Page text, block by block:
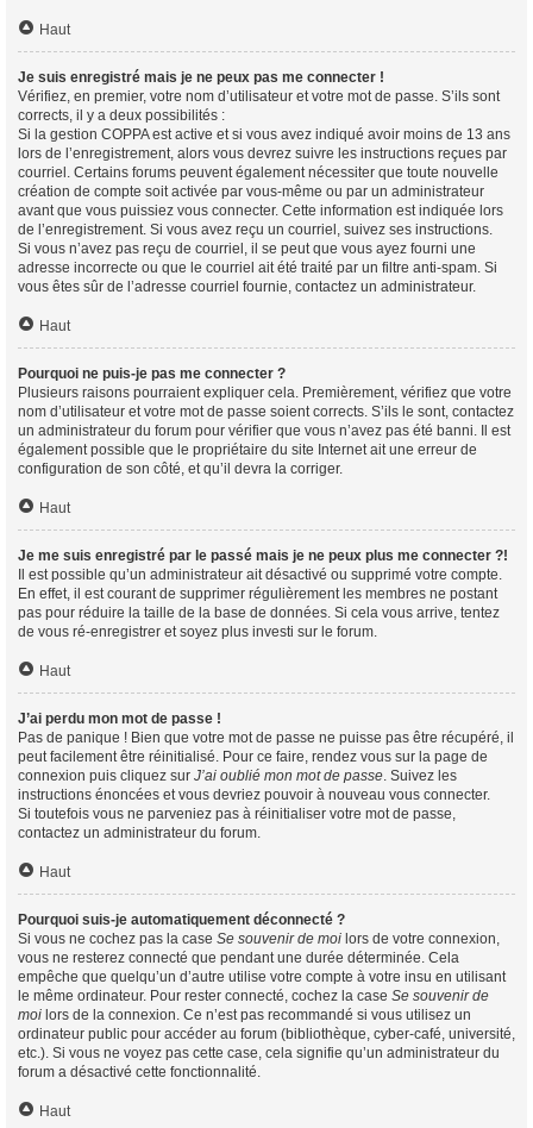
Haut
Je suis enregistré mais je ne peux pas me connecter !
Vérifiez, en premier, votre nom d’utilisateur et votre mot de passe. S’ils sont
corrects, il y a deux possibilités :
Si la gestion COPPA est active et si vous avez indiqué avoir moins de 13 ans
lors de l’enregistrement, alors vous devrez suivre les instructions reçues par
courriel. Certains forums peuvent également nécessiter que toute nouvelle
création de compte soit activée par vous-même ou par un administrateur
avant que vous puissiez vous connecter. Cette information est indiquée lors
de l’enregistrement. Si vous avez reçu un courriel, suivez ses instructions.
Si vous n’avez pas reçu de courriel, il se peut que vous ayez fourni une
adresse incorrecte ou que le courriel ait été traité par un filtre anti-spam. Si
vous êtes sûr de l’adresse courriel fournie, contactez un administrateur.
Haut
Pourquoi ne puis-je pas me connecter ?
Plusieurs raisons pourraient expliquer cela. Premièrement, vérifiez que votre
nom d’utilisateur et votre mot de passe soient corrects. S’ils le sont, contactez
un administrateur du forum pour vérifier que vous n’avez pas été banni. Il est
également possible que le propriétaire du site Internet ait une erreur de
configuration de son côté, et qu’il devra la corriger.
Haut
Je me suis enregistré par le passé mais je ne peux plus me connecter ?!
Il est possible qu’un administrateur ait désactivé ou supprimé votre compte.
En effet, il est courant de supprimer régulièrement les membres ne postant
pas pour réduire la taille de la base de données. Si cela vous arrive, tentez
de vous ré-enregistrer et soyez plus investi sur le forum.
Haut
J’ai perdu mon mot de passe !
Pas de panique ! Bien que votre mot de passe ne puisse pas être récupéré, il
peut facilement être réinitialisé. Pour ce faire, rendez vous sur la page de
connexion puis cliquez sur J’ai oublié mon mot de passe. Suivez les
instructions énoncées et vous devriez pouvoir à nouveau vous connecter.
Si toutefois vous ne parveniez pas à réinitialiser votre mot de passe,
contactez un administrateur du forum.
Haut
Pourquoi suis-je automatiquement déconnecté ?
Si vous ne cochez pas la case Se souvenir de moi lors de votre connexion,
vous ne resterez connecté que pendant une durée déterminée. Cela
empêche que quelqu’un d’autre utilise votre compte à votre insu en utilisant
le même ordinateur. Pour rester connecté, cochez la case Se souvenir de
moi lors de la connexion. Ce n’est pas recommandé si vous utilisez un
ordinateur public pour accéder au forum (bibliothèque, cyber-café, université,
etc.). Si vous ne voyez pas cette case, cela signifie qu’un administrateur du
forum a désactivé cette fonctionnalité.
Haut